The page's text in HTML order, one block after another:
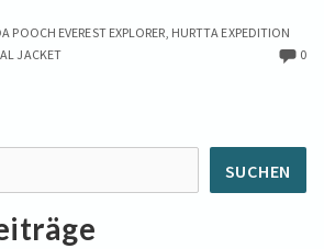
Herbst
und
6
Daunenjacken
für
POOCH EVEREST EXPLORER, HURTTA EXPEDITION
JACKET 0
SUCHEN